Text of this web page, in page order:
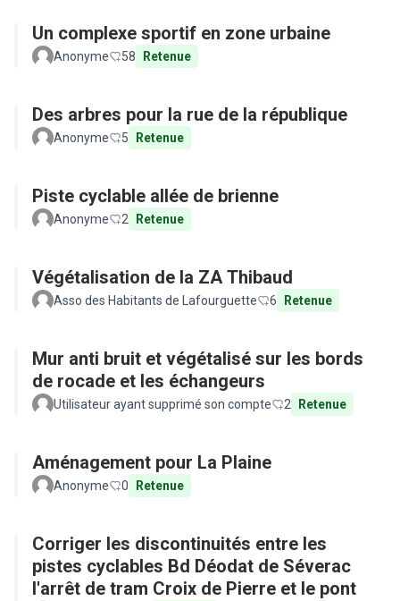
Un complexe sportif en zone urbaine
Anonyme 58 Retenue
Des arbres pour la rue de la république
Anonyme 5 Retenue
Piste cyclable allée de brienne
Anonyme 2 Retenue
Végétalisation de la ZA Thibaud
Asso des Habitants de Lafourguette 6 Retenue
Mur anti bruit et végétalisé sur les bords
de rocade et les échangeurs
Utilisateur ayant supprimé son compte 2 Retenue
Aménagement pour La Plaine
Anonyme 0 Retenue
Corriger les discontinuités entre les
pistes cyclables Bd Déodat de Séverac
l'arrêt de tram Croix de Pierre et le pont